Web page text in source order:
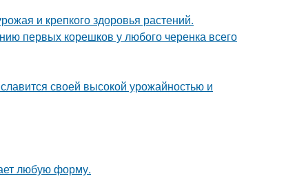
и крепкого здоровья растений.
первых корешков у любого черенка всего
своей высокой урожайностью и
любую форму.